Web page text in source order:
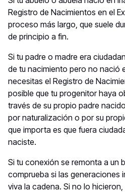
Registro de Nacimientos en el
proceso más largo, que suele
de principio a fin.
Si tu padre o madre era
de tu nacimiento pero no nació
necesitas el Registro de
posible que tu progenitor haya
través de su propio padre
por naturalización o por su
que importa es que fuera
naciste.
Si tu conexión se remonta a un
comprueba si las generaciones
viva la cadena. Si no lo